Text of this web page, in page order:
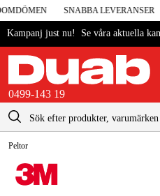
SNABBA LEVERANSER
Kampanj just nu! Se våra aktuella
0499-143 19
Sverige
Danmark
Maskiner & verktyg
kontakt@duab.se
Peltor